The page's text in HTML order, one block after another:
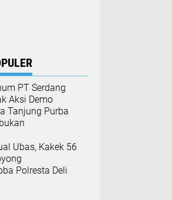
PT Serdang
Aksi Demo
Tanjung Purba
Ubas, Kakek 56
Polresta Deli